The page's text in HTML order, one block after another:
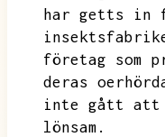
har getts in
företag som
deras
inte gått att
lönsam.